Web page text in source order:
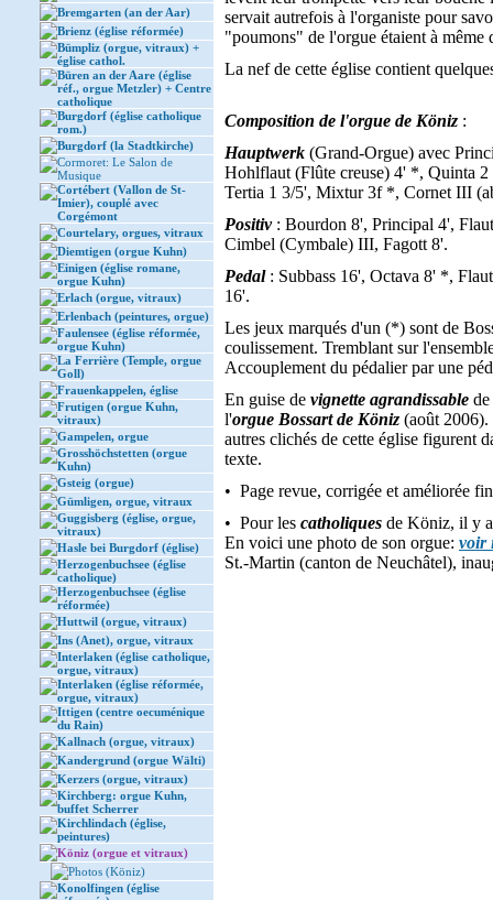
Bremgarten (an der Aar)
Brienz (église réformée)
Bümpliz (orgue, vitraux) +
église cathol.
Büren an der Aare (église
réf., orgue Metzler) + Centre
catholique
Burgdorf (église catholique
rom.)
Burgdorf (la Stadtkirche)
Cormoret: Le Salon de
Musique
Cortébert (Vallon de St-
Imier), couplé avec
Corgémont
Courtelary, orgues, vitraux
Diemtigen (orgue Kuhn)
Einigen (église romane,
orgue Kuhn)
Erlach (orgue, vitraux)
Erlenbach (peintures, orgue)
Faulensee (église réformée,
orgue Kuhn)
La Ferrière (Temple, orgue
Goll)
Frauenkappelen, église
Frutigen (orgue Kuhn,
vitraux)
Gampelen, orgue
Grosshöchstetten (orgue
Kuhn)
Gsteig (orgue)
Gümligen, orgue, vitraux
Guggisberg (église, orgue,
vitraux)
Hasle bei Burgdorf (église)
Herzogenbuchsee (église
catholique)
Herzogenbuchsee (église
réformée)
Huttwil (orgue, vitraux)
Ins (Anet), orgue, vitraux
Interlaken (église catholique,
orgue, vitraux)
Interlaken (église réformée,
orgue, vitraux)
Ittigen (centre oecuménique
du Rain)
Kallnach (orgue, vitraux)
Kandergrund (orgue Wälti)
Kerzers (orgue, vitraux)
Kirchberg: orgue Kuhn,
buffet Scherrer
Kirchlindach (église,
peintures)
Köniz (orgue et vitraux)
Photos (Köniz)
Konolfingen (église
servait autrefois à l'organiste pour
"poumons" de l'orgue étaient à même
La nef de cette église contient
Composition de l'orgue de Köniz :
Hauptwerk (Grand-Orgue) avec
Hohlflaut (Flûte creuse) 4' *, Quinta
Tertia 1 3/5', Mixtur 3f *, Cornet III
Positiv: Bourdon 8', Principal 4',
Cimbel (Cymbale) III, Fagott 8'.
Pedal: Subbass 16', Octava 8' *,
16'.
Les jeux marqués d'un (*) sont de
coulissement. Tremblant sur
Accouplement du pédalier par une
En guise de vignette agrandissable
l'orgue Bossart de Köniz (août
autres clichés de cette église figurent
texte.
• Page revue, corrigée et améliorée
• Pour les catholiques de Köniz, il y
En voici une photo de son orgue: voir
St.-Martin (canton de Neuchâtel),